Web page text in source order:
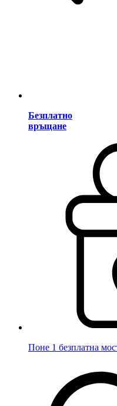
Безплатно
връщане
Поне 1 безплатна